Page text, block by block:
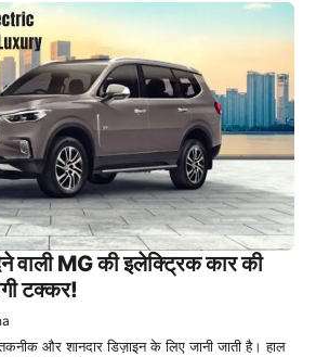
MG की इलेक्ट्रिक कार की
टक्कर!
और शानदार डिज़ाइन के लिए जानी जाती है। हाल